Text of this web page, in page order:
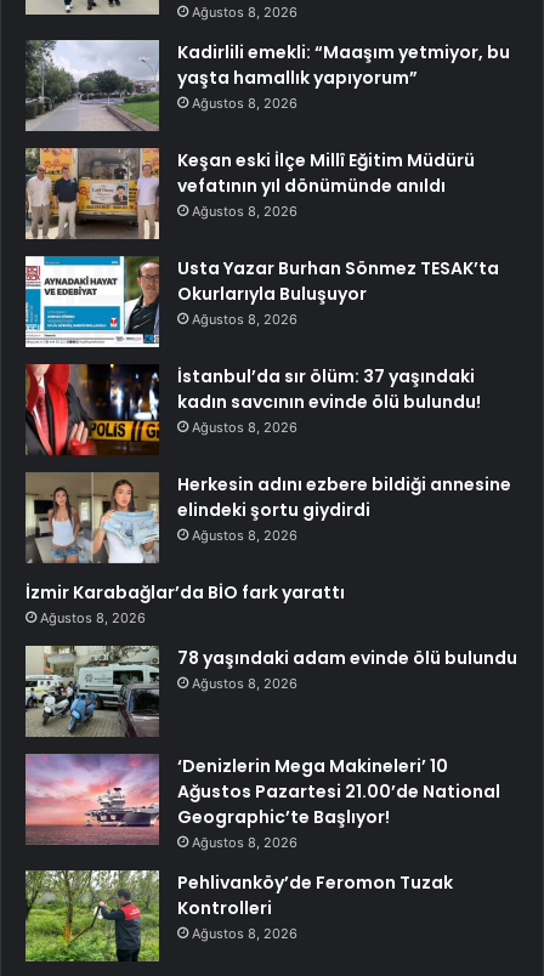
Ağustos 8, 2026
Kadirlili emekli: “Maaşım yetmiyor, bu
yaşta hamallık yapıyorum”
Ağustos 8, 2026
Keşan eski İlçe Millî Eğitim Müdürü
vefatının yıl dönümünde anıldı
Ağustos 8, 2026
Usta Yazar Burhan Sönmez TESAK’ta
Okurlarıyla Buluşuyor
Ağustos 8, 2026
İstanbul’da sır ölüm: 37 yaşındaki
kadın savcının evinde ölü bulundu!
Ağustos 8, 2026
Herkesin adını ezbere bildiği annesine
elindeki şortu giydirdi
Ağustos 8, 2026
İzmir Karabağlar’da BİO fark yarattı
Ağustos 8, 2026
78 yaşındaki adam evinde ölü bulundu
Ağustos 8, 2026
‘Denizlerin Mega Makineleri’ 10
Ağustos Pazartesi 21.00’de National
Geographic’te Başlıyor!
Ağustos 8, 2026
Pehlivanköy’de Feromon Tuzak
Kontrolleri
Ağustos 8, 2026